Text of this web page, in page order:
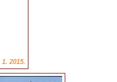
2015.